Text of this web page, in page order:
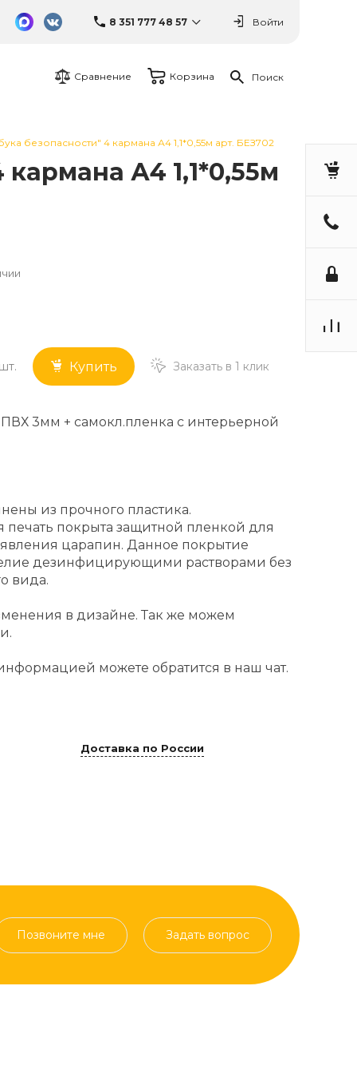
8 351 777 48 57 Войти
Сравнение Корзина Поиск
безопасности" 4 кармана А4 1,1*0,55м арт. БЕЗ702
А4 1,1*0,55м
шт. Купить Заказать в 1 клик
3мм + самокл.пленка с интерьерной
из прочного пластика.
печать покрыта защитной пленкой для
царапин. Данное покрытие
дезинфицирующими растворами без
вида.
в дизайне. Так же можем
можете обратится в наш чат.
Доставка по России
Позвоните мне Задать вопрос